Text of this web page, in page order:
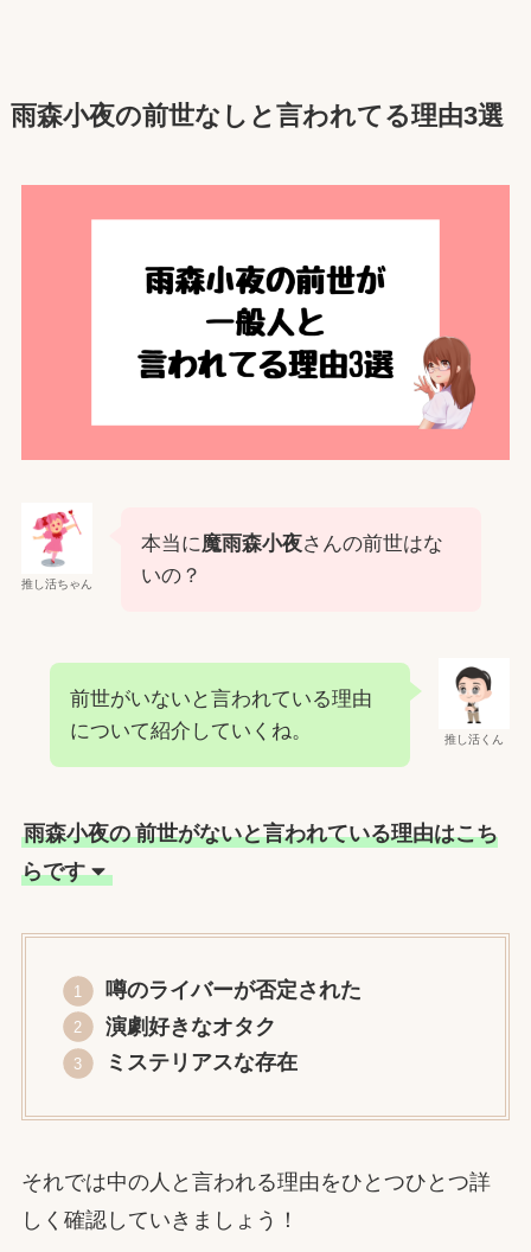
雨森小夜の前世なしと言われてる理由3選
推し活ちゃん
本当に魔雨森小夜さんの前世はな
いの？
推し活くん
前世がいないと言われている理由
について紹介していくね。
雨森小夜の 前世がないと言われている理由はこち
らです
噂のライバーが否定された
演劇好きなオタク
ミステリアスな存在
それでは中の人と言われる理由をひとつひとつ詳
しく確認していきましょう！